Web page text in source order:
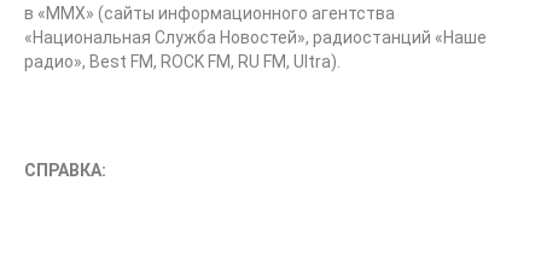
в «ММХ» (сайты информационного агентства
«Национальная Служба Новостей», радиостанций «Наше
радио», Best FM, ROCK FM, RU FM, Ultra).
СПРАВКА: